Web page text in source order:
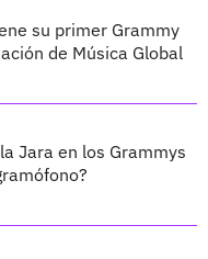
su primer Grammy
de Música Global
Jara en los Grammys